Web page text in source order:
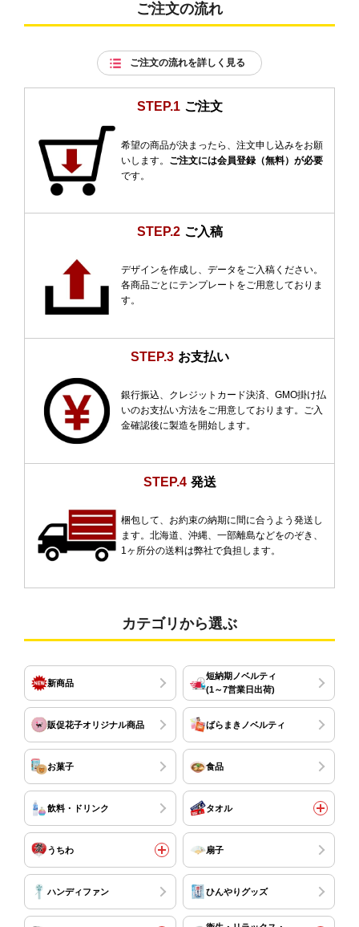
ご注文の流れ
ご注文の流れを詳しく見る
STEP.1 ご注文
希望の商品が決まったら、注文申し込みをお願
いします。 ご注文には会員登録（無料）が必要
です。
STEP.2 ご入稿
デザインを作成し、データをご入稿ください。
各商品ごとにテンプレートをご用意しておりま
す。
STEP.3 お支払い
銀行振込、クレジットカード決済、GMO掛け払
いのお支払い方法をご用意しております。ご入
金確認後に製造を開始します。
STEP.4 発送
梱包して、お約束の納期に間に合うよう発送し
ます。北海道、沖縄、一部離島などをのぞき、
1ヶ所分の送料は弊社で負担します。
カテゴリから選ぶ
新商品
短納期ノベルティ
(1～7営業日出荷)
販促花子オリジナル商品 ばらまきノベルティ
お菓子 食品
飲料・ドリンク タオル
うちわ 扇子
ハンディファン ひんやりグッズ